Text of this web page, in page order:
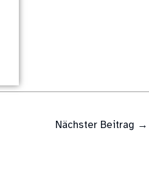
Nächster Beitrag →